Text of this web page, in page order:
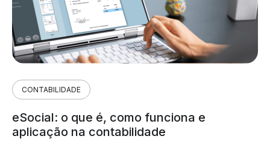
CONTABILIDADE
eSocial: o que é, como funciona e
aplicação na contabilidade